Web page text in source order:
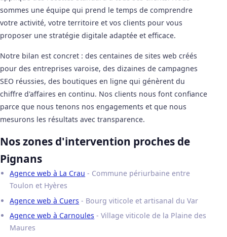
sommes une équipe qui prend le temps de comprendre
votre activité, votre territoire et vos clients pour vous
proposer une stratégie digitale adaptée et efficace.
Notre bilan est concret : des centaines de sites web créés
pour des entreprises varoise, des dizaines de campagnes
SEO réussies, des boutiques en ligne qui génèrent du
chiffre d'affaires en continu. Nos clients nous font confiance
parce que nous tenons nos engagements et que nous
mesurons les résultats avec transparence.
Nos zones d'intervention proches de
Pignans
Agence web à La Crau - Commune périurbaine entre
Toulon et Hyères
Agence web à Cuers - Bourg viticole et artisanal du Var
Agence web à Carnoules - Village viticole de la Plaine des
Maures